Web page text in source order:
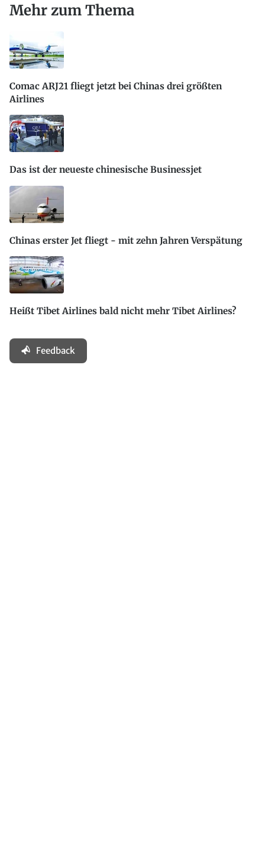
Mehr zum Thema
Comac ARJ21 fliegt jetzt bei Chinas drei größten
Airlines
Das ist der neueste chinesische Businessjet
Chinas erster Jet fliegt - mit zehn Jahren Verspätung
Heißt Tibet Airlines bald nicht mehr Tibet Airlines?
Feedback